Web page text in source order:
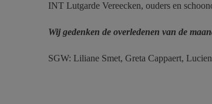
INT Lutgarde Vereecken, ouders en
Wij gedenken de overledenen van de
SGW: Liliane Smet, Greta Cappaert,